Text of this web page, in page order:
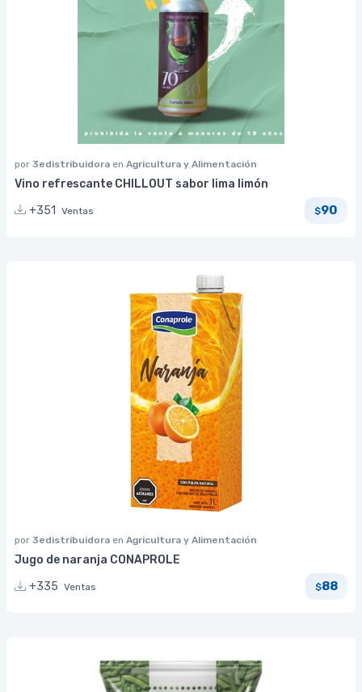
por 3edistribuidora en Agricultura y Alimentación
Vino refrescante CHILLOUT sabor lima limón
+351
Ventas $90
por 3edistribuidora en Agricultura y Alimentación
Jugo de naranja CONAPROLE
+335 Ventas $88